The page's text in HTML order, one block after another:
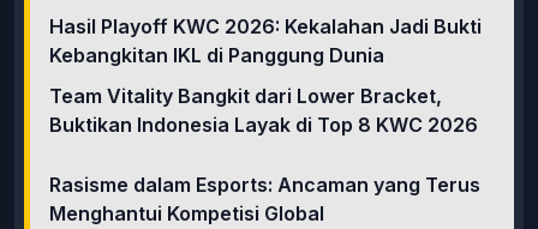
Hasil Playoff KWC 2026: Kekalahan Jadi Bukti
Kebangkitan IKL di Panggung Dunia
Team Vitality Bangkit dari Lower Bracket,
Buktikan Indonesia Layak di Top 8 KWC 2026
Rasisme dalam Esports: Ancaman yang Terus
Menghantui Kompetisi Global